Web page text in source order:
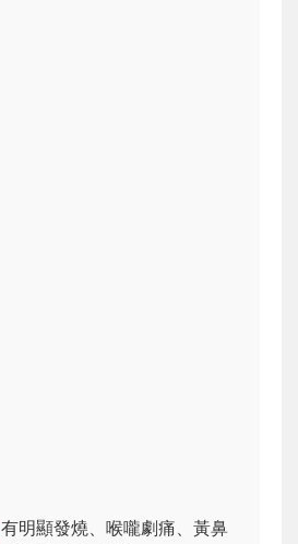
有明顯發燒、喉嚨劇痛、黃鼻